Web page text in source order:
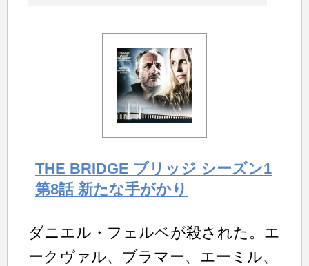
THE BRIDGE ブリッジ シーズン1
第8話 新たな手がかり
ダニエル・フェルベが殺された。エ
ークヴァル、ブラマー、エーミル、